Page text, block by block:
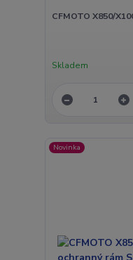
CFMOTO X850/
Skladem
Novinka